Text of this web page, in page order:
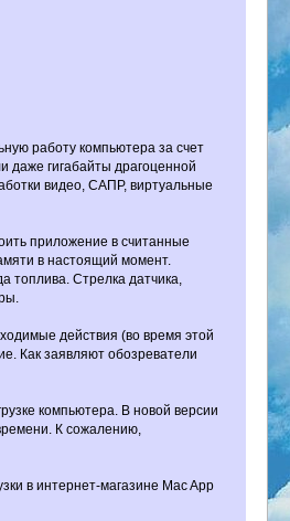
работу компьютера за счет
даже гигабайты драгоценной
видео, САПР, виртуальные
приложение в считанные
в настоящий момент.
топлива. Стрелка датчика,
действия (во время этой
Как заявляют обозреватели
компьютера. В новой версии
К сожалению,
в интернет-магазине Mac App